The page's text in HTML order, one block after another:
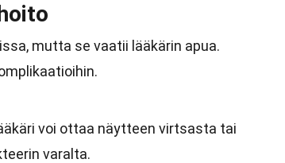
mutta se vaatii lääkärin apua.
voi ottaa näytteen virtsasta tai
varalta.